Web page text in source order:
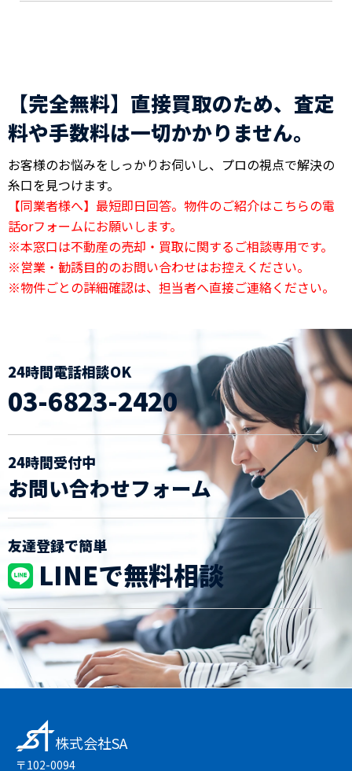
【完全無料】直接買取のため、査定
料や手数料は一切かかりません。
お客様のお悩みをしっかりお伺いし、プロの視点で解決の
糸口を見つけます。
【同業者様へ】最短即日回答。物件のご紹介はこちらの電
話orフォームにお願いします。
※本窓口は不動産の売却・買取に関するご相談専用です。
※営業・勧誘目的のお問い合わせはお控えください。
※物件ごとの詳細確認は、担当者へ直接ご連絡ください。
24時間電話相談OK
03-6823-2420
24時間受付中
お問い合わせフォーム
友達登録で簡単
LINEで無料相談
株式会社SA
〒102-0094